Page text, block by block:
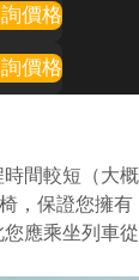
價格
價格
間較短（大概
，保證您擁有
應乘坐列車從